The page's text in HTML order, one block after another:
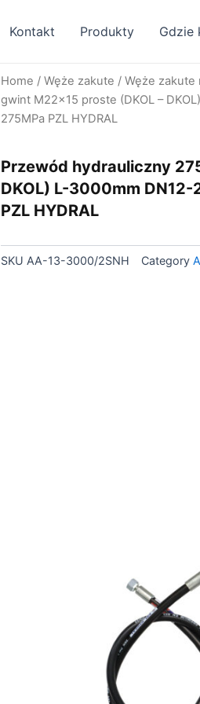
Kontakt Produkty Gdzie
Home / Węże zakute / Węże zakute
gwint M22x15 proste (DKOL –
275MPa PZL HYDRAL
Przewód hydrauliczny
DKOL) L-3000mm DN12-
PZL HYDRAL
SKU AA-13-3000/2SNH Category